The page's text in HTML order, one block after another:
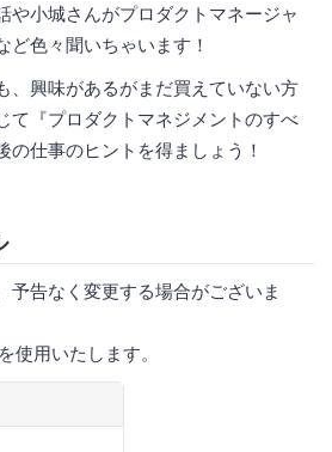
や小城さんがプロダクトマネージャ
ど色々聞いちゃいます！
、興味があるがまだ買えていない方
て『プロダクトマネジメントのすべ
の仕事のヒントを得ましょう！
予告なく変更する場合がございま
用いたします。